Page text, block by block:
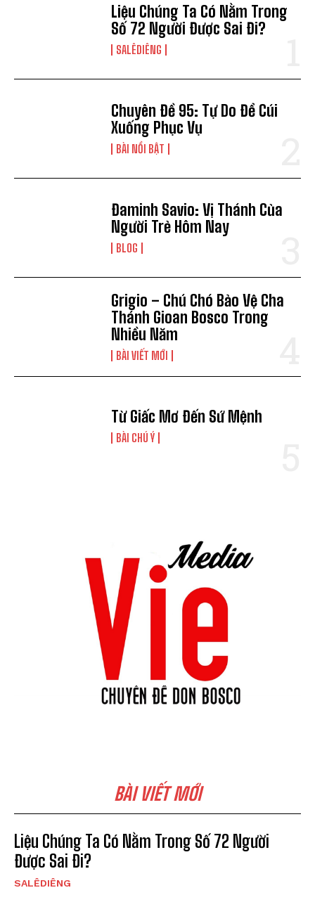
Liệu Chúng Ta Có Nằm Trong
Số 72 Người Được Sai Đi?
SALÊDIÊNG
Chuyên Đề 95: Tự Do Để Cúi
Xuống Phục Vụ
BÀI NỔI BẬT
Đaminh Savio: Vị Thánh Của
Người Trẻ Hôm Nay
BLOG
Grigio – Chú Chó Bảo Vệ Cha
Thánh Gioan Bosco Trong
Nhiều Năm
BÀI VIẾT MỚI
Từ Giấc Mơ Đến Sứ Mệnh
BÀI CHÚ Ý
BÀI VIẾT MỚI
Liệu Chúng Ta Có Nằm Trong Số 72 Người
Được Sai Đi?
SALÊDIÊNG